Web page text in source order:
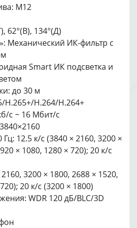
М12
62°(В), 134°(Д)
Механический ИК-фильтр с
Smart ИК подсветка и
до 30 м
H.265+/H.264/H.264+
с ~ 16 Мбит/с
12.5 к/с (3840 × 2160, 3200 ×
× 1080, 1280 × 720); 20 к/с
3200 × 1800, 2688 × 1520,
20 к/с (3200 × 1800)
WDR 120 дБ/BLC/3D